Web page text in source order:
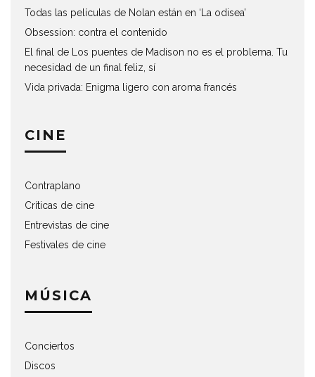
Todas las películas de Nolan están en ‘La odisea’
Obsession: contra el contenido
El final de Los puentes de Madison no es el problema. Tu
necesidad de un final feliz, sí
Vida privada: Enigma ligero con aroma francés
CINE
Contraplano
Críticas de cine
Entrevistas de cine
Festivales de cine
MÚSICA
Conciertos
Discos